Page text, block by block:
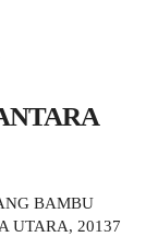
BAMBU
UTARA, 20137